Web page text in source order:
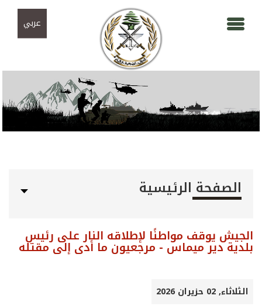
عربي
الصفحة الرئيسية
الجيش يوقف مواطنًا لإطلاقه النار على رئيس
بلدية دير ميماس - مرجعيون ما أدى إلى مقتله
الثلاثاء, 02 حزيران 2026